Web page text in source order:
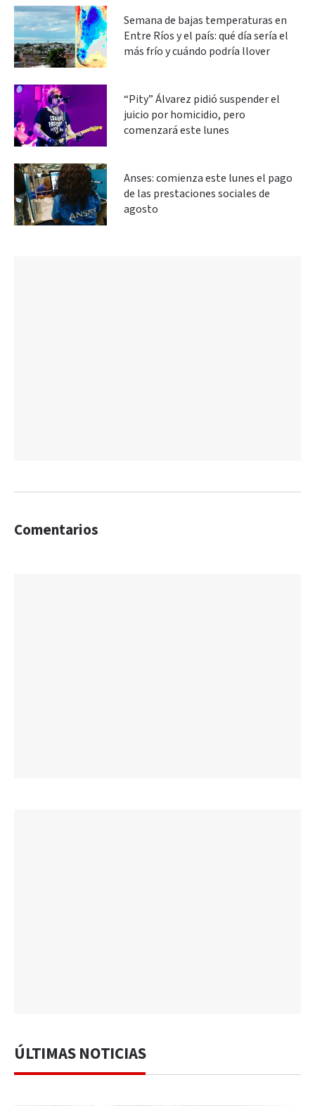
Semana de bajas temperaturas en
Entre Ríos y el país: qué día sería el
más frío y cuándo podría llover
“Pity” Álvarez pidió suspender el
juicio por homicidio, pero
comenzará este lunes
Anses: comienza este lunes el pago
de las prestaciones sociales de
agosto
Comentarios
ÚLTIMAS NOTICIAS